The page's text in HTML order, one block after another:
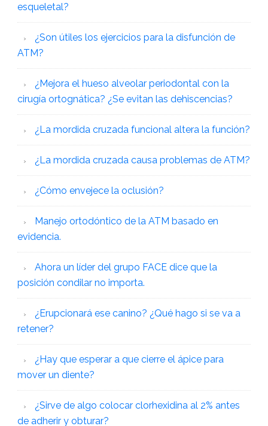
esqueletal?
¿Son útiles los ejercicios para la disfunción de
ATM?
¿Mejora el hueso alveolar periodontal con la
cirugía ortognática? ¿Se evitan las dehiscencias?
¿La mordida cruzada funcional altera la función?
¿La mordida cruzada causa problemas de ATM?
¿Cómo envejece la oclusión?
Manejo ortodóntico de la ATM basado en
evidencia.
Ahora un líder del grupo FACE dice que la
posición condilar no importa.
¿Erupcionará ese canino? ¿Qué hago si se va a
retener?
¿Hay que esperar a que cierre el ápice para
mover un diente?
¿Sirve de algo colocar clorhexidina al 2% antes
de adherir y obturar?